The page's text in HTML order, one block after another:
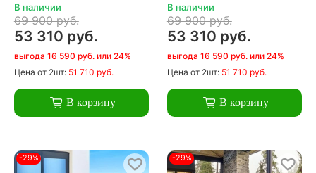
В наличии
69 900 руб.
53 310 руб.
выгода 16 590 руб. или 24%
Цена от 2шт: 51 710 руб.
В корзину
В наличии
69 900 руб.
53 310 руб.
выгода 16 590 руб. или 24%
Цена от 2шт: 51 710 руб.
В корзину
-29% -29%